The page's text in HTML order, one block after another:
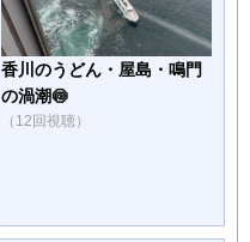
香川のうどん・屋島・鳴門
の渦潮🍥
（12回視聴）